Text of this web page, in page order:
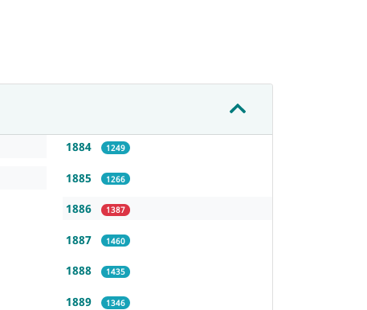
1884 1249
1885 1266
1886 1387
1887 1460
1888 1435
1889 1346